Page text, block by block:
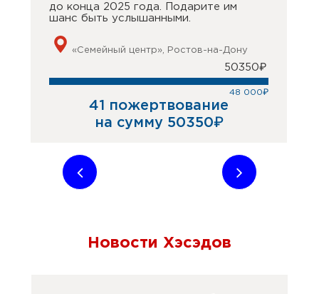
до конца 2025 года. Подарите им
шанс быть услышанными.
«Семейный центр», Ростов-на-Дону
50350₽
48 000₽
41 пожертвование
на сумму 50350₽
Новости Хэсэдов